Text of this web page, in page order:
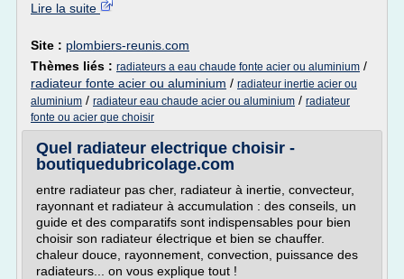
Lire la suite
Site : plombiers-reunis.com
Thèmes liés : radiateurs a eau chaude fonte acier ou aluminium /
radiateur fonte acier ou aluminium / radiateur inertie acier ou
aluminium / radiateur eau chaude acier ou aluminium / radiateur
fonte ou acier que choisir
Quel radiateur electrique choisir -
boutiquedubricolage.com
entre radiateur pas cher, radiateur à inertie, convecteur,
rayonnant et radiateur à accumulation : des conseils, un
guide et des comparatifs sont indispensables pour bien
choisir son radiateur électrique et bien se chauffer.
chaleur douce, rayonnement, convection, puissance des
radiateurs... on vous explique tout !